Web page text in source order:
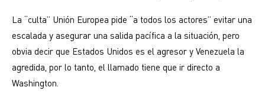
La “culta” Unión Europea pide “a todos los actores” evitar una
escalada y asegurar una salida pacífica a la situación, pero
obvia decir que Estados Unidos es el agresor y Venezuela la
agredida, por lo tanto, el llamado tiene que ir directo a
Washington.